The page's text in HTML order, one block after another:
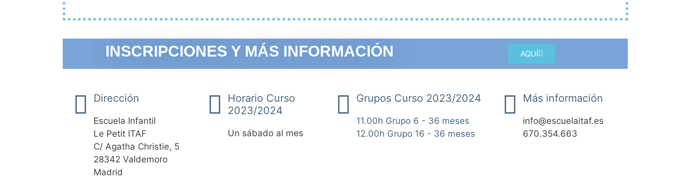
INSCRIPCIONES Y MÁS INFORMACIÓN AQUÍ
Dirección
Escuela Infantil
Le Petit ITAF
C/ Agatha Christie, 5
28342 Valdemoro
Madrid
Horario Curso
2023/2024
Un sábado al mes
Grupos Curso 2023/2024
11.00h Grupo 6 - 36 meses
12.00h Grupo 16 - 36 meses
Más información
info@escuelaitaf.es
670.354.663